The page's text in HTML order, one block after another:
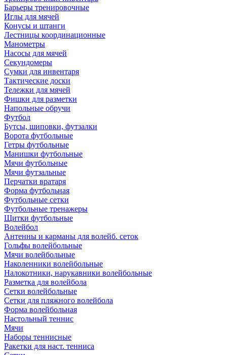
Барьеры тренировочные
Иглы для мячей
Конусы и штанги
Лестницы координационные
Манометры
Насосы для мячей
Секундомеры
Сумки для инвентаря
Тактические доски
Тележки для мячей
Фишки для разметки
Напольные обручи
Футбол
Бутсы, шиповки, футзалки
Ворота футбольные
Гетры футбольные
Манишки футбольные
Мячи футбольные
Мячи футзальные
Перчатки вратаря
Форма футбольная
Футбольные сетки
Футбольные тренажеры
Щитки футбольные
Волейбол
Антенны и карманы для волейб. сеток
Гольфы волейбольные
Мячи волейбольные
Наколенники волейбольные
Налокотники, нарукавники волейбольные
Разметка для волейбола
Сетки волейбольные
Сетки для пляжного волейбола
Форма волейбольная
Настольный теннис
Мячи
Наборы теннисные
Ракетки для наст. тенниса